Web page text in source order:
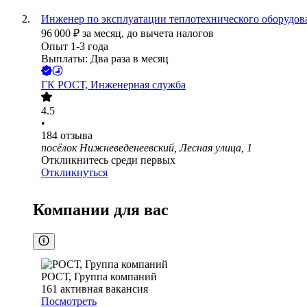
Инженер по эксплуатации теплотехнического
96 000 ₽ за месяц, до вычета налогов
Опыт 1-3 года
Выплаты: Два раза в месяц
ГК РОСТ, Инженерная служба
4.5
•
184 отзыва
посёлок Нижневеденеевский, Лесная улица, 1
Откликнитесь среди первых
Откликнуться
Компании для вас
РОСТ, Группа компаний
161 активная вакансия
Посмотреть